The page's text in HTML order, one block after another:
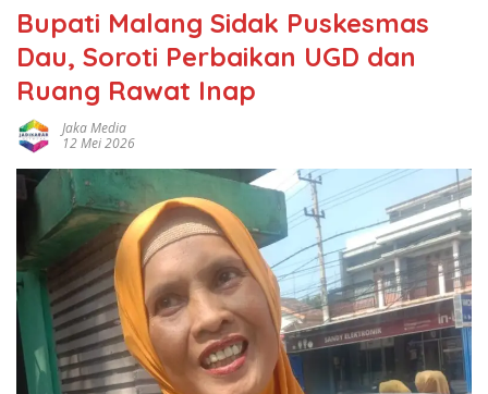
Bupati Malang Sidak Puskesmas
Dau, Soroti Perbaikan UGD dan
Ruang Rawat Inap
Jaka Media
12 Mei 2026